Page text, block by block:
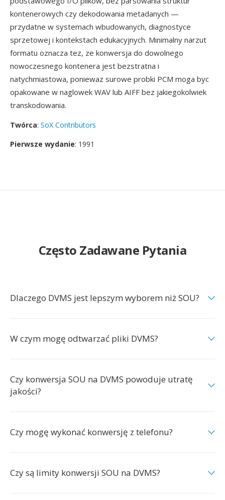
kontenerowych czy dekodowania metadanych —
przydatne w systemach wbudowanych, diagnostyce
sprzetowej i kontekstach edukacyjnych. Minimalny narzut
formatu oznacza tez, ze konwersja do dowolnego
nowoczesnego kontenera jest bezstratna i
natychmiastowa, poniewaz surowe probki PCM moga byc
opakowane w naglowek WAV lub AIFF bez jakiegokolwiek
transkodowania.
Twórca: SoX Contributors
Pierwsze wydanie: 1991
Często Zadawane Pytania
Dlaczego DVMS jest lepszym wyborem niż SOU?
W czym mogę odtwarzać pliki DVMS?
Czy konwersja SOU na DVMS powoduje utratę
jakości?
Czy mogę wykonać konwersję z telefonu?
Czy są limity konwersji SOU na DVMS?